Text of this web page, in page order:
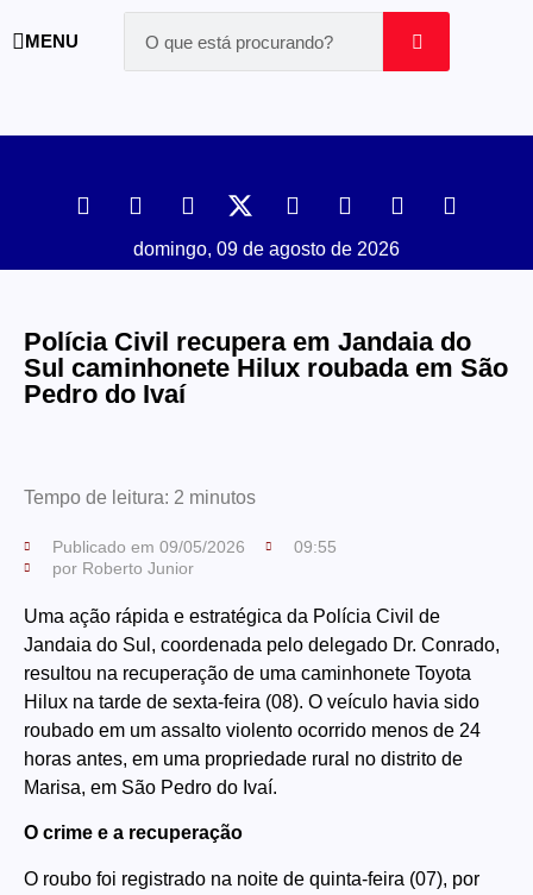
MENU
domingo, 09 de agosto de 2026
Polícia Civil recupera em Jandaia do
Sul caminhonete Hilux roubada em São
Pedro do Ivaí
Tempo de leitura: 2 minutos
Publicado em 09/05/2026
09:55
por Roberto Junior
Uma ação rápida e estratégica da Polícia Civil de
Jandaia do Sul, coordenada pelo delegado Dr. Conrado,
resultou na recuperação de uma caminhonete Toyota
Hilux na tarde de sexta-feira (08). O veículo havia sido
roubado em um assalto violento ocorrido menos de 24
horas antes, em uma propriedade rural no distrito de
Marisa, em São Pedro do Ivaí.
O crime e a recuperação
O roubo foi registrado na noite de quinta-feira (07), por